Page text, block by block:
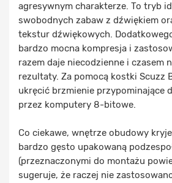
agresywnym charakterze. To tryb
swobodnych zabaw z dźwiękiem
tekstur dźwiękowych.
bardzo mocna kompresja i
razem daje niecodzienne i czasem
rezultaty. Za pomocą kostki Scuzz
ukręcić brzmienie przypominające
przez komputery 8-bitowe.
Co ciekawe, wnętrze obudowy
bardzo gęsto upakowaną
(przeznaczonymi do montażu
sugeruje, że raczej nie